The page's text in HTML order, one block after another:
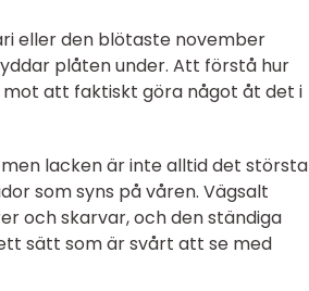
eller den blötaste november
plåten under. Att förstå hur
mot att faktiskt göra något åt det i
lacken är inte alltid det största
som syns på våren. Vägsalt
och skarvar, och den ständiga
sätt som är svårt att se med